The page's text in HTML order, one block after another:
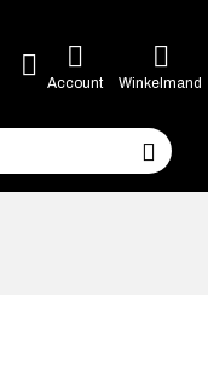
Account Winkelmand